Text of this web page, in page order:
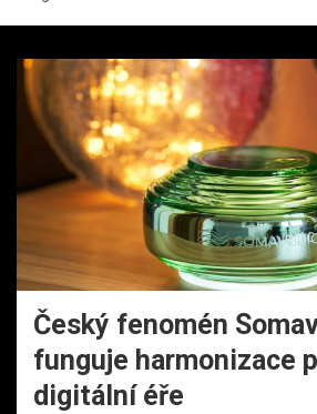
Český fenomén
funguje harmonizace
digitální éře